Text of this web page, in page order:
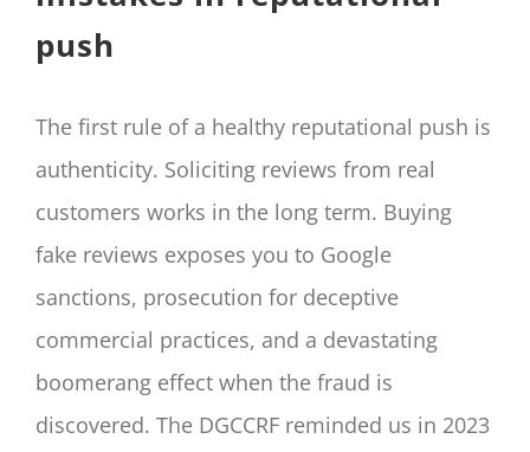
push
The first rule of a healthy reputational push is
authenticity. Soliciting reviews from real
customers works in the long term. Buying
fake reviews exposes you to Google
sanctions, prosecution for deceptive
commercial practices, and a devastating
boomerang effect when the fraud is
discovered. The DGCCRF reminded us in 2023